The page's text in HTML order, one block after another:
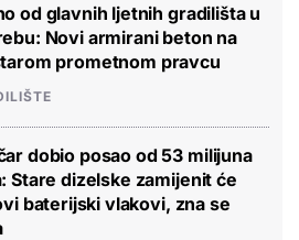
od glavnih ljetnih gradilišta u
Novi armirani beton na
prometnom pravcu
dobio posao od 53 milijuna
Stare dizelske zamijenit će
baterijski vlakovi, zna se